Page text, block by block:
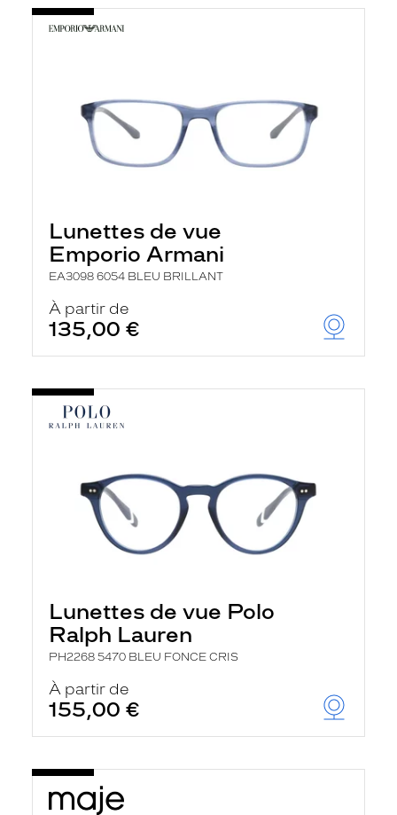
Lunettes de vue
Emporio Armani
EA3098 6054 BLEU BRILLANT
À partir de
135,00 €
Lunettes de vue Polo
Ralph Lauren
PH2268 5470 BLEU FONCE CRIS
À partir de
155,00 €